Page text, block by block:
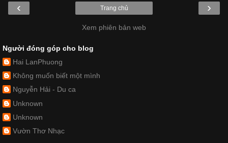
‹ ›
Trang chủ
Xem phiên bản web
Người đóng góp cho blog
Hai LanPhuong
Không muốn biết một mình
Nguyễn Hải - Du ca
Unknown
Unknown
Vườn Thơ Nhạc